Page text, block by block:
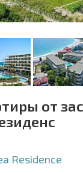
от
Residence